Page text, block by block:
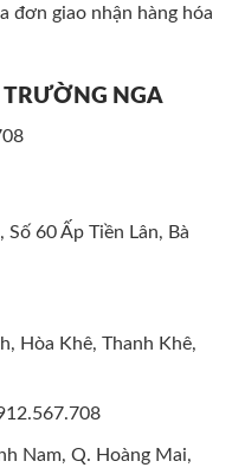
đơn giao nhận hàng hóa
TRƯỜNG NGA
Số 60 Ấp Tiền Lân, Bà
Hòa Khê, Thanh Khê,
Nam, Q. Hoàng Mai,